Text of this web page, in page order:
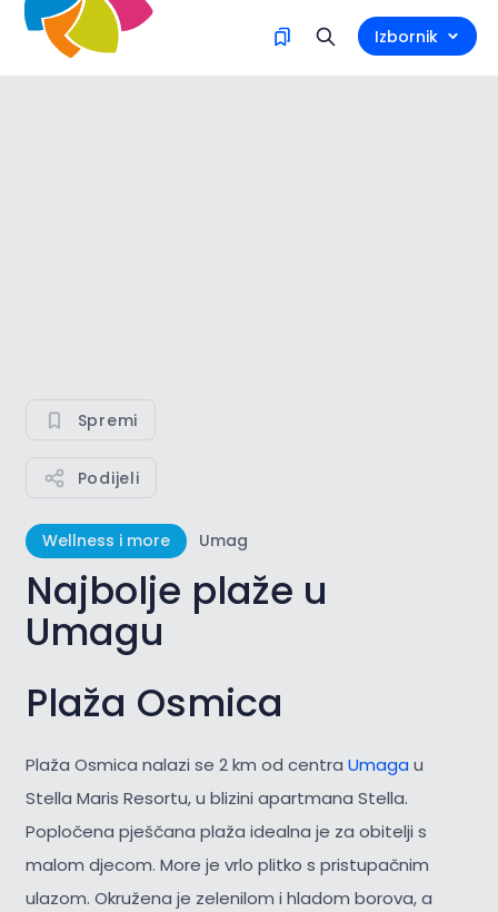
Izbornik
Spremi
Podijeli
Wellness i more Umag
Najbolje plaže u
Umagu
Plaža Osmica
Plaža Osmica nalazi se 2 km od centra Umaga u
Stella Maris Resortu, u blizini apartmana Stella.
Popločena pješčana plaža idealna je za obitelji s
malom djecom. More je vrlo plitko s pristupačnim
ulazom. Okružena je zelenilom i hladom borova, a